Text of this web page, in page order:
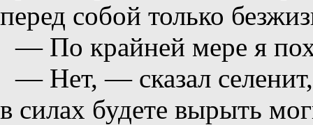
перед собой только
— По крайней мере я
— Нет, — сказал
в силах будете вырыть